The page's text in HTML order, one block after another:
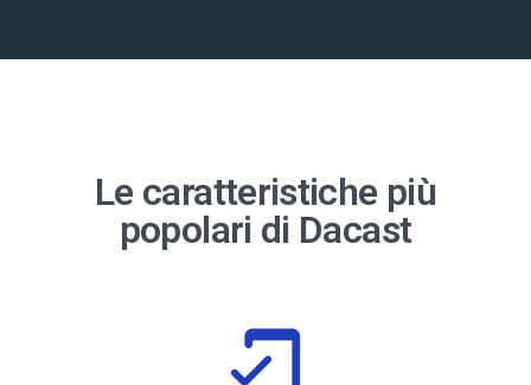
Le caratteristiche più
popolari di Dacast